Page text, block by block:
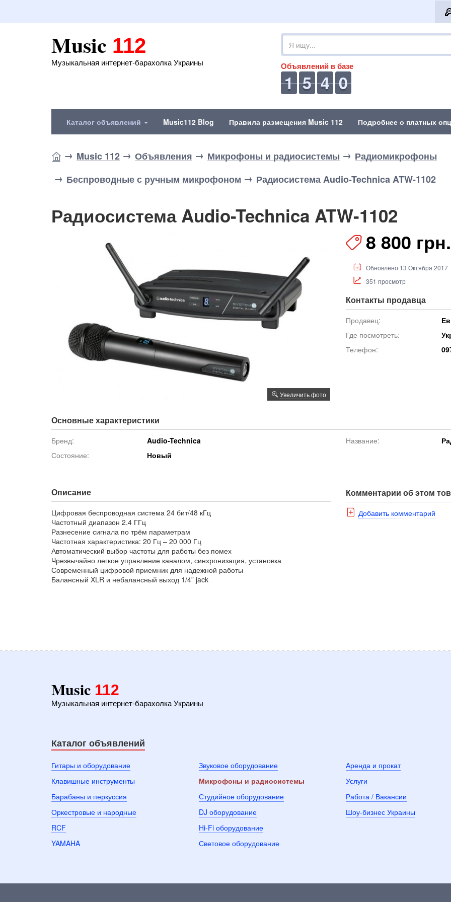
Music 112
Музыкальная интернет-барахолка Украины Объявлений в базе
1 5 4 0
Каталог объявлений Music112 Blog Правила размещения Music 112 Подробнее о платных
Music 112 Объявления Микрофоны и радиосистемы
Радиомикрофоны
Беспроводные с ручным микрофоном
Радиосистема Audio-Technica ATW-1102
Радиосистема Audio-Technica ATW-1102
Увеличить фото
8 800 грн.
Обновлено 13 Октября 2017
351 просмотр
Контакты продавца
Продавец:
Где посмотреть:
Телефон:
Основные характеристики
Бренд: Audio-Technica Название:
Состояние:
Новый
Описание
Цифровая беспроводная система 24 бит/48 кГц
Частотный диапазон 2.4 ГГц
Разнесение сигнала по трём параметрам
Частотная характеристика: 20 Гц – 20 000 Гц
Автоматический выбор частоты для работы без помех
Чрезвычайно легкое управление каналом, синхронизация, установка
Современный цифровой приемник для надежной работы
Балансный XLR и небалансный выход 1/4” jack
Комментарии об этом
Добавить комментарий
Music 112
Музыкальная интернет-барахолка Украины
Каталог объявлений
Гитары и оборудование
Клавишные инструменты
Барабаны и перкуссия
Оркестровые и народные
RCF
YAMAHA
Звуковое оборудование
Микрофоны и радиосистемы
Студийное оборудование
DJ оборудование
Hi-Fi оборудование
Световое оборудование
Аренда и прокат
Услуги
Работа / Вакансии
Шоу-бизнес Украины